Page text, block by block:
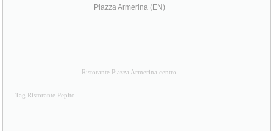
Piazza Armerina (EN)
Ristorante Piazza Armerina centro
Tag Ristorante Pepito